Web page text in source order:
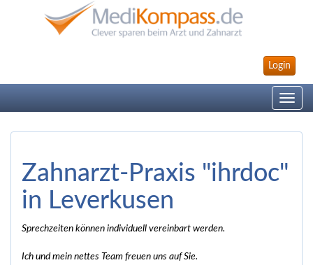
Login
Toggle
Zahnarzt-Praxis "ihrdoc"
in Leverkusen
Sprechzeiten können individuell vereinbart werden.
Ich und mein nettes Team freuen uns auf Sie.